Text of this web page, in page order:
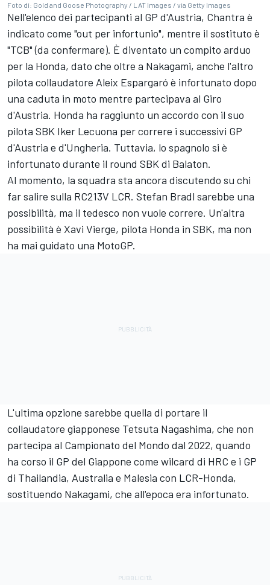
Foto di: Gold and Goose Photography / LAT Images / via Getty Images
Nell'elenco dei partecipanti al GP d'Austria, Chantra è
indicato come "out per infortunio", mentre il sostituto è
"TCB" (da confermare). È diventato un compito arduo
per la Honda, dato che oltre a Nakagami, anche l'altro
pilota collaudatore Aleix Espargaró è infortunato dopo
una caduta in moto mentre partecipava al Giro
d'Austria. Honda ha raggiunto un accordo con il suo
pilota SBK Iker Lecuona per correre i successivi GP
d'Austria e d'Ungheria. Tuttavia, lo spagnolo si è
infortunato durante il round SBK di Balaton.
Al momento, la squadra sta ancora discutendo su chi
far salire sulla RC213V LCR. Stefan Bradl sarebbe una
possibilità, ma il tedesco non vuole correre. Un'altra
possibilità è Xavi Vierge, pilota Honda in SBK, ma non
ha mai guidato una MotoGP.
L'ultima opzione sarebbe quella di portare il
collaudatore giapponese Tetsuta Nagashima, che non
partecipa al Campionato del Mondo dal 2022, quando
ha corso il GP del Giappone come wilcard di HRC e i GP
di Thailandia, Australia e Malesia con LCR-Honda,
sostituendo Nakagami, che all'epoca era infortunato.